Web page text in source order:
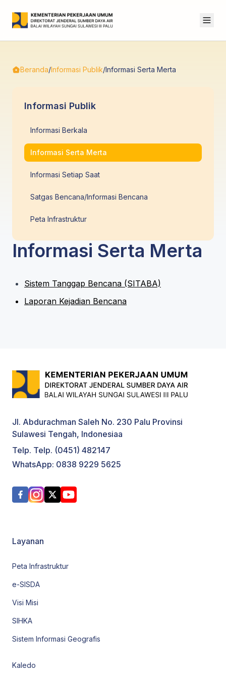
Beranda/Informasi Publik/Informasi Serta Merta
Informasi Publik
Informasi Berkala
Informasi Serta Merta
Informasi Setiap Saat
Satgas Bencana/Informasi Bencana
Peta Infrastruktur
Informasi Serta Merta
Sistem Tanggap Bencana (SITABA)
Laporan Kejadian Bencana
Jl. Abdurachman Saleh No. 230 Palu Provinsi
Sulawesi Tengah, Indonesiaa
Telp. Telp. (0451) 482147
WhatsApp: 0838 9229 5625
Layanan
Peta Infrastruktur
e-SISDA
Visi Misi
SIHKA
Sistem Informasi Geografis
Kaledo